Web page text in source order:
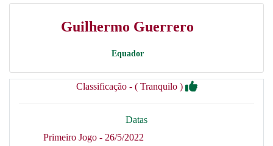
Guilhermo Guerrero
Equador
Classificação - ( Tranquilo )
Datas
Primeiro Jogo - 26/5/2022